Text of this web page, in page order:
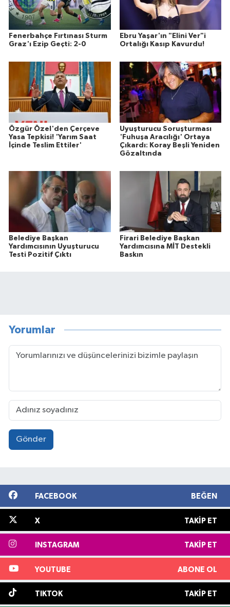
Fenerbahçe Fırtınası Sturm
Graz'ı Ezip Geçti: 2-0
Ebru Yaşar'ın "Elini Ver"i
Ortalığı Kasıp Kavurdu!
Özgür Özel'den Çerçeve
Yasa Tepkisi! 'Yarım Saat
İçinde Teslim Ettiler'
Uyuşturucu Soruşturması
'Fuhuşa Aracılığı' Ortaya
Çıkardı: Koray Beşli Yeniden
Gözaltında
Belediye Başkan
Yardımcısının Uyuşturucu
Testi Pozitif Çıktı
Firari Belediye Başkan
Yardımcısına MİT Destekli
Baskın
Yorumlar
Gönder
FACEBOOK BEĞEN
X TAKIP ET
INSTAGRAM TAKIP ET
YOUTUBE ABONE OL
TIKTOK TAKIP ET